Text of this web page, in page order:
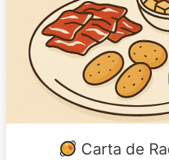
Carta de